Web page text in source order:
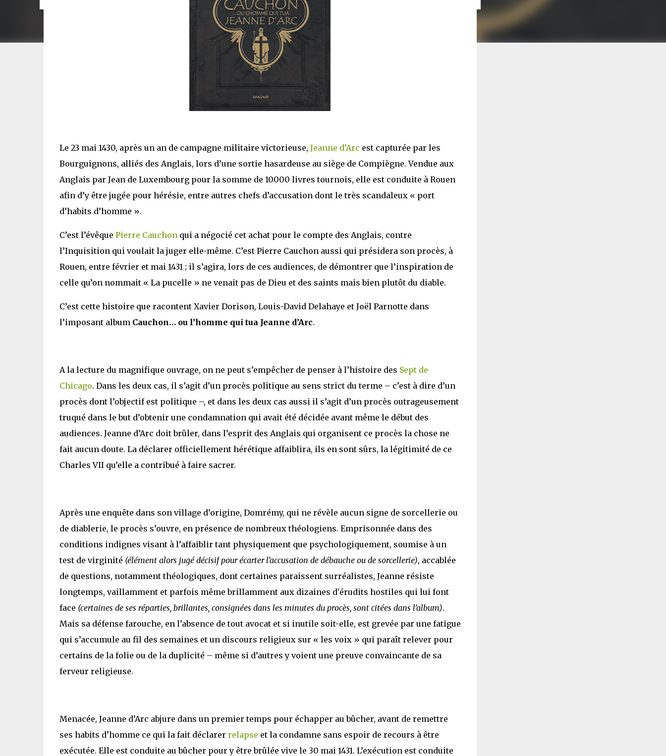
Le 23 mai 1430, après un an de campagne militaire victorieuse, Jeanne d’Arc est capturée par les
Bourguignons, alliés des Anglais, lors d’une sortie hasardeuse au siège de Compiègne. Vendue aux
Anglais par Jean de Luxembourg pour la somme de 10000 livres tournois, elle est conduite à Rouen
afin d’y être jugée pour hérésie, entre autres chefs d’accusation dont le très scandaleux « port
d’habits d’homme ».
C’est l’évêque Pierre Cauchonqui a négocié cet achat pour le compte des Anglais, contre
l’Inquisition qui voulait la juger elle-même. C’est Pierre Cauchon aussi qui présidera son procès, à
Rouen, entre février et mai 1431 ; il s’agira, lors de ces audiences, de démontrer que l’inspiration de
celle qu’on nommait « La pucelle » ne venait pas de Dieu et des saints mais bien plutôt du diable.
C’est cette histoire que racontent Xavier Dorison, Louis-David Delahaye et Joël Parnotte dans
l’imposant album Cauchon… ou l’homme qui tua Jeanne d’Arc.
A la lecture du magnifique ouvrage, on ne peut s’empêcher de penser à l’histoire des Sept de
Chicago. Dans les deux cas, il s’agit d’un procès politique au sens strict du terme – c’est à dire d’un
procès dont l’objectif est politique –, et dans les deux cas aussi il s’agit d’un procès outrageusement
truqué dans le but d’obtenir une condamnation qui avait été décidée avant même le début des
audiences. Jeanne d’Arc doit brûler, dans l’esprit des Anglais qui organisent ce procès la chose ne
fait aucun doute. La déclarer officiellement hérétique affaiblira, ils en sont sûrs, la légitimité de ce
Charles VII qu’elle a contribué à faire sacrer.
Après une enquête dans son village d’origine, Domrémy, qui ne révèle aucun signe de sorcellerie ou
de diablerie, le procès s’ouvre, en présence de nombreux théologiens. Emprisonnée dans des
conditions indignes visant à l’affaiblir tant physiquement que psychologiquement, soumise à un
test de virginité (élément alors jugé décisif pour écarter l’accusation de débauche ou de sorcellerie), accablée
de questions, notamment théologiques, dont certaines paraissent surréalistes, Jeanne résiste
longtemps, vaillamment et parfois même brillamment aux dizaines d'érudits hostiles qui lui font
face (certaines de ses réparties, brillantes, consignées dans les minutes du procès, sont citées dans l’album).
Mais sa défense farouche, en l’absence de tout avocat et si inutile soit-elle, est grevée par une fatigue
qui s’accumule au fil des semaines et un discours religieux sur « les voix » qui paraît relever pour
certains de la folie ou de la duplicité – même si d’autres y voient une preuve convaincante de sa
ferveur religieuse.
Menacée, Jeanne d’Arc abjure dans un premier temps pour échapper au bûcher, avant de remettre
ses habits d’homme ce qui la fait déclarer relapse et la condamne sans espoir de recours à être
exécutée. Elle est conduite au bûcher pour y être brûlée vive le 30 mai 1431. L’exécution est conduite